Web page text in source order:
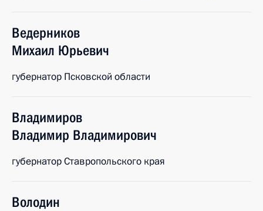
Ведерников
Михаил Юрьевич
губернатор Псковской области
Владимиров
Владимир Владимирович
губернатор Ставропольского края
Володин